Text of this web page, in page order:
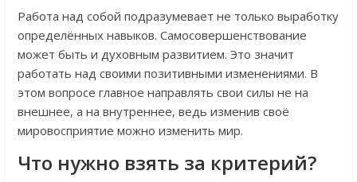
Работа над собой подразумевает не только выработку
определённых навыков. Самосовершенствование
может быть и духовным развитием. Это значит
работать над своими позитивными изменениями. В
этом вопросе главное направлять свои силы не на
внешнее, а на внутреннее, ведь изменив своё
мировосприятие можно изменить мир.
Что нужно взять за критерий?